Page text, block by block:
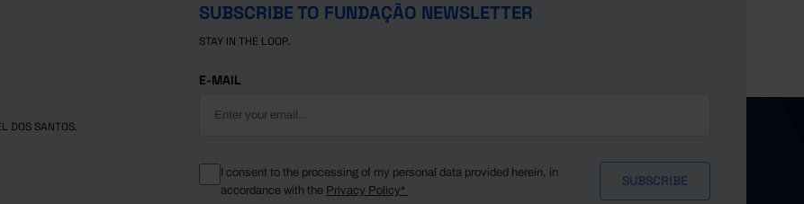
DOS SANTOS.
SUBSCRIBE TO FUNDAÇÃO NEWSLETTER
STAY IN THE LOOP.
E-MAIL
I consent to the processing of my personal data provided herein, in
accordance with the Privacy Policy*